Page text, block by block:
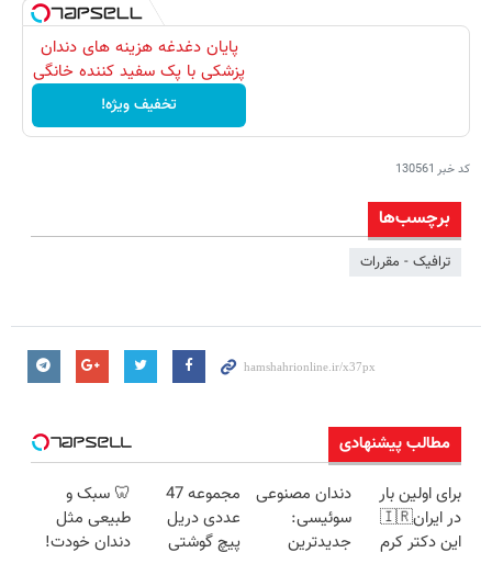
پایان دغدغه هزینه های دندان
پزشکی با پک سفید کننده خانگی
تخفیف ویژه!
کد خبر 130561
برچسب‌ها
ترافیک - مقررات
مطالب پیشنهادی
برای اولین بار
در ایران🇮🇷
این دکتر کرم
دندان مصنوعی
سوئیسی:
جدیدترین
مجموعه 47
عددی دریل
پیچ گوشتی
🦷 سبک و
طبیعی مثل
دندان خودت!